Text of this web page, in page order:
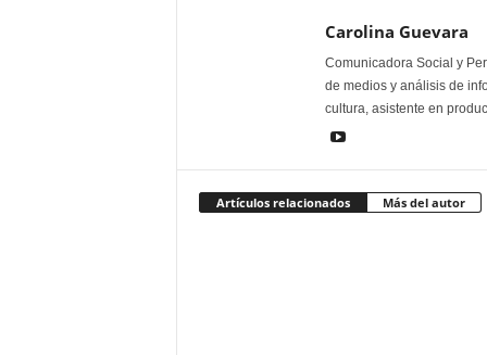
Carolina Guevara
Comunicadora Social y
de medios y análisis de
cultura, asistente en
Artículos relacionados Más del autor